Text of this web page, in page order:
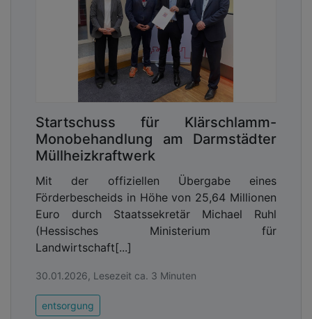
Startschuss für Klärschlamm-
Monobehandlung am Darmstädter
Müllheizkraftwerk
Mit der offiziellen Übergabe eines
Förderbescheids in Höhe von 25,64 Millionen
Euro durch Staatssekretär Michael Ruhl
(Hessisches Ministerium für
Landwirtschaft[...]
30.01.2026, Lesezeit ca. 3 Minuten
entsorgung